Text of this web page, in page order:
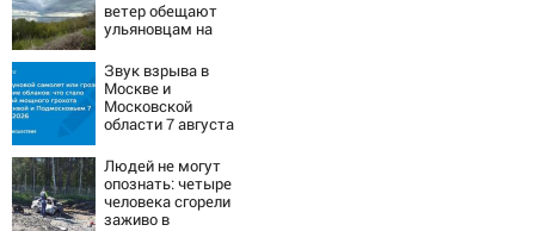
ветер обещают
ульяновцам на
Звук взрыва в
Москве и
Московской
области 7 августа
Причины,
источник, откуда
был громкий
хлопок
Людей не могут
опознать: четыре
человека сгорели
заживо в